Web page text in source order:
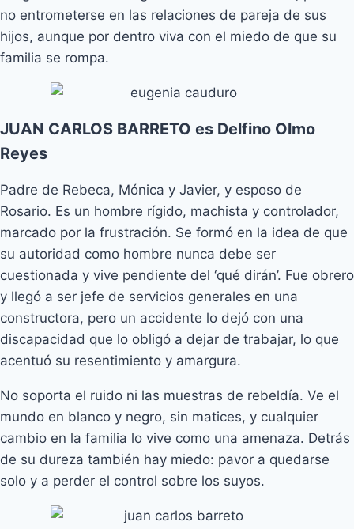
no entrometerse en las relaciones de pareja de sus
hijos, aunque por dentro viva con el miedo de que su
familia se rompa.
JUAN CARLOS BARRETO es Delfino Olmo
Reyes
Padre de Rebeca, Mónica y Javier, y esposo de
Rosario. Es un hombre rígido, machista y controlador,
marcado por la frustración. Se formó en la idea de que
su autoridad como hombre nunca debe ser
cuestionada y vive pendiente del ‘qué dirán’. Fue obrero
y llegó a ser jefe de servicios generales en una
constructora, pero un accidente lo dejó con una
discapacidad que lo obligó a dejar de trabajar, lo que
acentuó su resentimiento y amargura.
No soporta el ruido ni las muestras de rebeldía. Ve el
mundo en blanco y negro, sin matices, y cualquier
cambio en la familia lo vive como una amenaza. Detrás
de su dureza también hay miedo: pavor a quedarse
solo y a perder el control sobre los suyos.